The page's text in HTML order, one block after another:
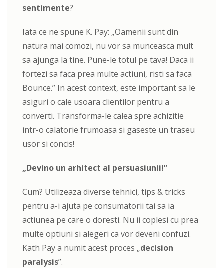
sentimente?
Iata ce ne spune K. Pay: „Oamenii sunt din
natura mai comozi, nu vor sa munceasca mult
sa ajunga la tine. Pune-le totul pe tava! Daca ii
fortezi sa faca prea multe actiuni, risti sa faca
Bounce.” In acest context, este important sa le
asiguri o cale usoara clientilor pentru a
converti. Transforma-le calea spre achizitie
intr-o calatorie frumoasa si gaseste un traseu
usor si concis!
„Devino un arhitect al persuasiunii!”
Cum? Utilizeaza diverse tehnici, tips & tricks
pentru a-i ajuta pe consumatorii tai sa ia
actiunea pe care o doresti. Nu ii coplesi cu prea
multe optiuni si alegeri ca vor deveni confuzi.
Kath Pay a numit acest proces „decision
paralysis”.